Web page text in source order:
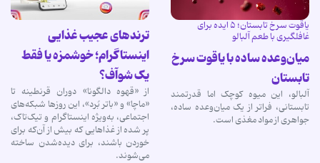
یاقوت‌ سرخ تابستان؛ ۵ ایده برای
غافلگیری با طعم آلبالو
میان‌وعده ساده با یاقوت‌ سرخ
تابستان
آلبالو، این میوه کوچک اما قدرتمند
تابستانی، فراتر از یک میان‌وعده ساده،
جواهری از مواد مغذی است.
ترندهای عجیب غذایی
اینستاگرام؛ خوشمزه یا فقط
یک شوآف؟
از «قهوه دالگونا» دوران قرنطینه تا
«ماچا» و «باتر بُرد»، این روزها شبکه‌های
اجتماعی، به‌ویژه اینستاگرام و تیک‌تاک،
پر شده از غذاهایی که بیش از آن‌که برای
خوردن باشند، برای دیده‌شدن ساخته
می‌شوند.